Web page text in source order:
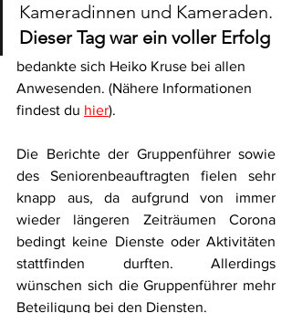
Kameradinnen und Kameraden.
Dieser Tag war ein voller Erfolg
bedankte sich Heiko Kruse bei allen
Anwesenden. (Nähere Informationen
findest du hier).
Die Berichte der Gruppenführer sowie
des Seniorenbeauftragten fielen sehr
knapp aus, da aufgrund von immer
wieder längeren Zeiträumen Corona
bedingt keine Dienste oder Aktivitäten
stattfinden durften. Allerdings
wünschen sich die Gruppenführer mehr
Beteiligung bei den Diensten.